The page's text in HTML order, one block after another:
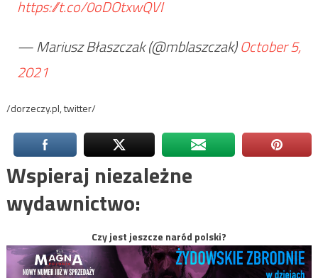
https://t.co/0oDOtxwQVI
— Mariusz Błaszczak (@mblaszczak)October 5,
2021
/dorzeczy.pl, twitter/
Wspieraj niezależne
wydawnictwo:
Czy jest jeszcze naród polski?